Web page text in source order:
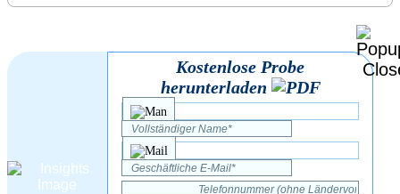
Kostenlose Probe
herunterladen